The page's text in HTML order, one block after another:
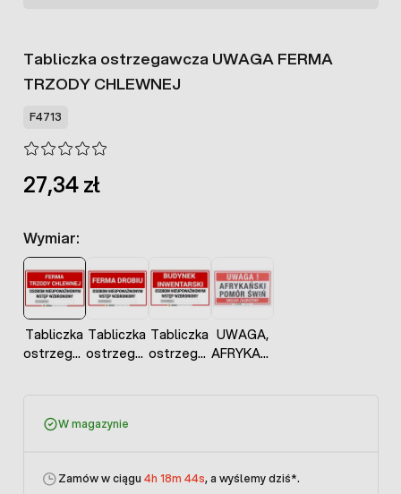
Tabliczka ostrzegawcza UWAGA FERMA
TRZODY CHLEWNEJ
F4713
27,34 zł
Wymiar:
Tabliczka
ostrzegawcza
CHLEWNEJ
Tabliczka
ostrzegawcza
Tabliczka
ostrzegawcza
UWAGA,
AFRYKAŃSKI
W magazynie
Zamów w ciągu 4h 18m 44s, a wyślemy dziś*.